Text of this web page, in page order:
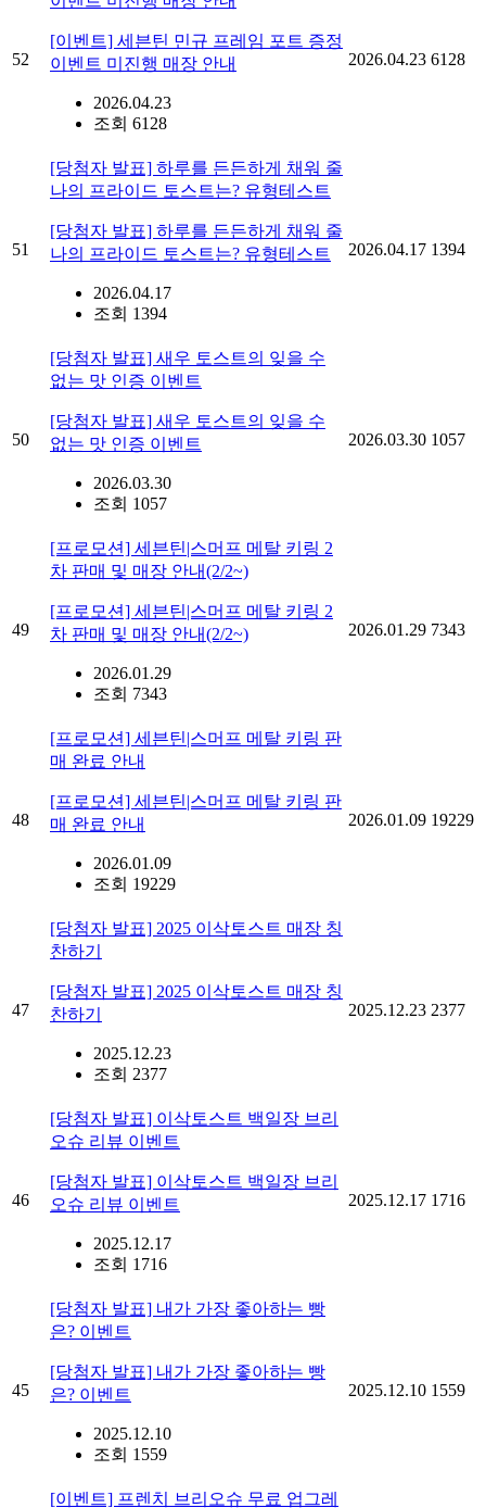
52
[이벤트] 세븐틴 민규 프레임 포트 증정
이벤트 미진행 매장 안내
2026.04.23
조회 6128
2026.04.23 6128
51
[당첨자 발표] 하루를 든든하게 채워 줄
나의 프라이드 토스트는? 유형테스트
[당첨자 발표] 하루를 든든하게 채워 줄
나의 프라이드 토스트는? 유형테스트
2026.04.17
조회 1394
2026.04.17 1394
50
[당첨자 발표] 새우 토스트의 잊을 수
없는 맛 인증 이벤트
[당첨자 발표] 새우 토스트의 잊을 수
없는 맛 인증 이벤트
2026.03.30
조회 1057
2026.03.30 1057
49
[프로모션] 세븐틴|스머프 메탈 키링 2
차 판매 및 매장 안내(2/2~)
[프로모션] 세븐틴|스머프 메탈 키링 2
차 판매 및 매장 안내(2/2~)
2026.01.29
조회 7343
2026.01.29 7343
48
[프로모션] 세븐틴|스머프 메탈 키링 판
매 완료 안내
[프로모션] 세븐틴|스머프 메탈 키링 판
매 완료 안내
2026.01.09
조회 19229
2026.01.09 19229
47
[당첨자 발표] 2025 이삭토스트 매장 칭
찬하기
[당첨자 발표] 2025 이삭토스트 매장 칭
찬하기
2025.12.23
조회 2377
2025.12.23 2377
46
[당첨자 발표] 이삭토스트 백일장 브리
오슈 리뷰 이벤트
[당첨자 발표] 이삭토스트 백일장 브리
오슈 리뷰 이벤트
2025.12.17
조회 1716
2025.12.17 1716
45
[당첨자 발표] 내가 가장 좋아하는 빵
은? 이벤트
[당첨자 발표] 내가 가장 좋아하는 빵
은? 이벤트
2025.12.10
조회 1559
2025.12.10 1559
[이벤트] 프렌치 브리오슈 무료 업그레